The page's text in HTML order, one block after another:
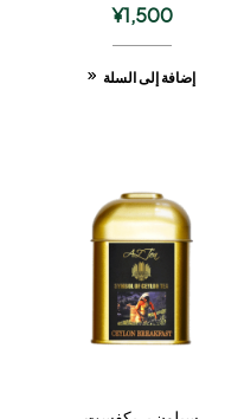
¥1,500
إضافة إلى السلة